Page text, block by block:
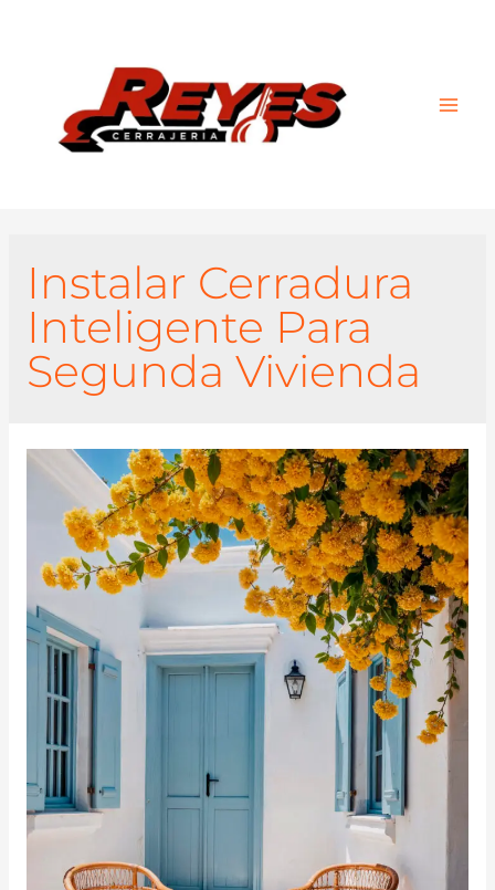
Instalar Cerradura
Inteligente Para
Segunda Vivienda